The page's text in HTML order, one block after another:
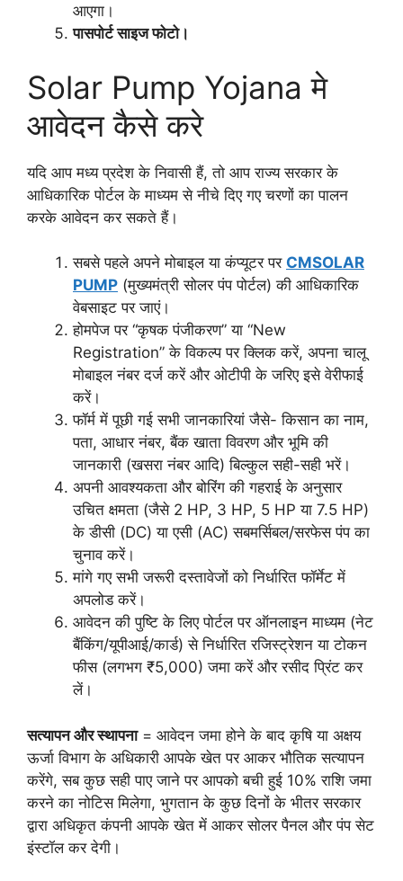
आएगा।
पासपोर्ट साइज फोटो।
Solar Pump Yojana मे
आवेदन कैसे करे
यदि आप मध्य प्रदेश के निवासी हैं, तो आप राज्य सरकार के
आधिकारिक पोर्टल के माध्यम से नीचे दिए गए चरणों का पालन
करके आवेदन कर सकते हैं।
सबसे पहले अपने मोबाइल या कंप्यूटर पर CMSOLAR
PUMP (मुख्यमंत्री सोलर पंप पोर्टल) की आधिकारिक
वेबसाइट पर जाएं।
होमपेज पर “कृषक पंजीकरण” या “New
Registration” के विकल्प पर क्लिक करें, अपना चालू
मोबाइल नंबर दर्ज करें और ओटीपी के जरिए इसे वेरीफाई
करें।
फॉर्म में पूछी गई सभी जानकारियां जैसे- किसान का नाम,
पता, आधार नंबर, बैंक खाता विवरण और भूमि की
जानकारी (खसरा नंबर आदि) बिल्कुल सही-सही भरें।
अपनी आवश्यकता और बोरिंग की गहराई के अनुसार
उचित क्षमता (जैसे 2 HP, 3 HP, 5 HP या 7.5 HP)
के डीसी (DC) या एसी (AC) सबमर्सिबल/सरफेस पंप का
चुनाव करें।
मांगे गए सभी जरूरी दस्तावेजों को निर्धारित फॉर्मेट में
अपलोड करें।
आवेदन की पुष्टि के लिए पोर्टल पर ऑनलाइन माध्यम (नेट
बैंकिंग/यूपीआई/कार्ड) से निर्धारित रजिस्ट्रेशन या टोकन
फीस (लगभग ₹5,000) जमा करें और रसीद प्रिंट कर
लें।
सत्यापन और स्थापना= आवेदन जमा होने के बाद कृषि या अक्षय
ऊर्जा विभाग के अधिकारी आपके खेत पर आकर भौतिक सत्यापन
करेंगे, सब कुछ सही पाए जाने पर आपको बची हुई 10% राशि जमा
करने का नोटिस मिलेगा, भुगतान के कुछ दिनों के भीतर सरकार
द्वारा अधिकृत कंपनी आपके खेत में आकर सोलर पैनल और पंप सेट
इंस्टॉल कर देगी।